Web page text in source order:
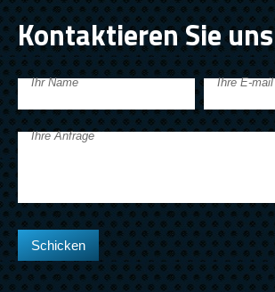
Kontaktieren Sie uns
Ihr Name Ihre E-mail
Ihre Anfrage